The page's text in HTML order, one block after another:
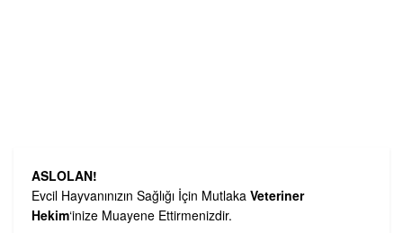
ASLOLAN!
Evcil Hayvanınızın Sağlığı İçin Mutlaka Veteriner
Hekim‘inize Muayene Ettirmenizdir.